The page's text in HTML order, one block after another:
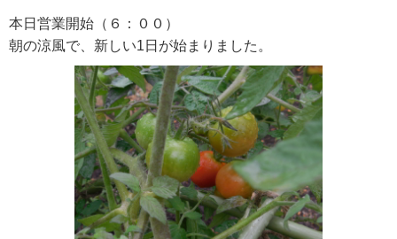
本日営業開始（６：００）
朝の涼風で、新しい1日が始まりました。